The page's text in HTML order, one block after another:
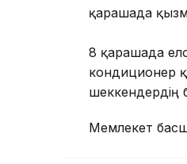
қарашада
8 қарашада
кондиционер
шеккендердің
Мемлекет